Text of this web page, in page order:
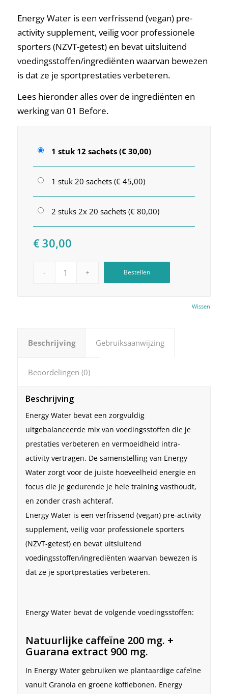
Energy Water is een verfrissend (vegan) pre-
activity supplement, veilig voor professionele
sporters (NZVT-getest) en bevat uitsluitend
voedingsstoffen/ingrediënten waarvan bewezen
is dat ze je sportprestaties verbeteren.
Lees hieronder alles over de ingrediënten en
werking van 01 Before.
1 stuk 12 sachets (€ 30,00)
1 stuk 20 sachets (€ 45,00)
2 stuks 2x 20 sachets (€ 80,00)
Wissen
€30,00
Bestellen
Beschrijving Gebruiksaanwijzing
Beoordelingen (0)
Beschrijving
Energy Water bevat een zorgvuldig
uitgebalanceerde mix van voedingsstoffen die je
prestaties verbeteren en vermoeidheid intra-
activity vertragen. De samenstelling van Energy
Water zorgt voor de juiste hoeveelheid energie en
focus die je gedurende je hele training vasthoudt,
en zonder crash achteraf.
Energy Water is een verfrissend (vegan) pre-activity
supplement, veilig voor professionele sporters
(NZVT-getest) en bevat uitsluitend
voedingsstoffen/ingrediënten waarvan bewezen is
dat ze je sportprestaties verbeteren.
Energy Water bevat de volgende voedingsstoffen:
Natuurlijke caffeïne 200 mg. +
Guarana extract 900 mg.
In Energy Water gebruiken we plantaardige cafeïne
vanuit Granola en groene koffiebonen. Energy